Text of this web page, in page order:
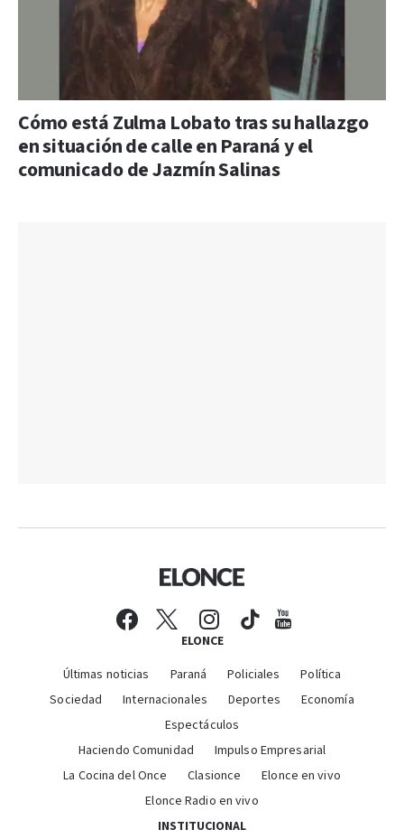
Cómo está Zulma Lobato tras su hallazgo
en situación de calle en Paraná y el
comunicado de Jazmín Salinas
ELONCE
Últimas noticias Paraná Policiales
Política
Sociedad
Internacionales Deportes
Economía
Espectáculos
Haciendo Comunidad
Impulso Empresarial
La Cocina del Once
Clasionce
Elonce en vivo
Elonce Radio en vivo
INSTITUCIONAL